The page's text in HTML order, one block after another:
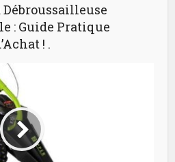
: Guide Pratique
! .